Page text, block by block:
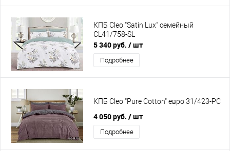
КПБ Cleo "Satin Lux" семейный
CL41/758-SL
5 340 руб. / шт
Подробнее
КПБ Cleo "Pure Cotton" евро 31/423-PC
4 050 руб. / шт
Подробнее